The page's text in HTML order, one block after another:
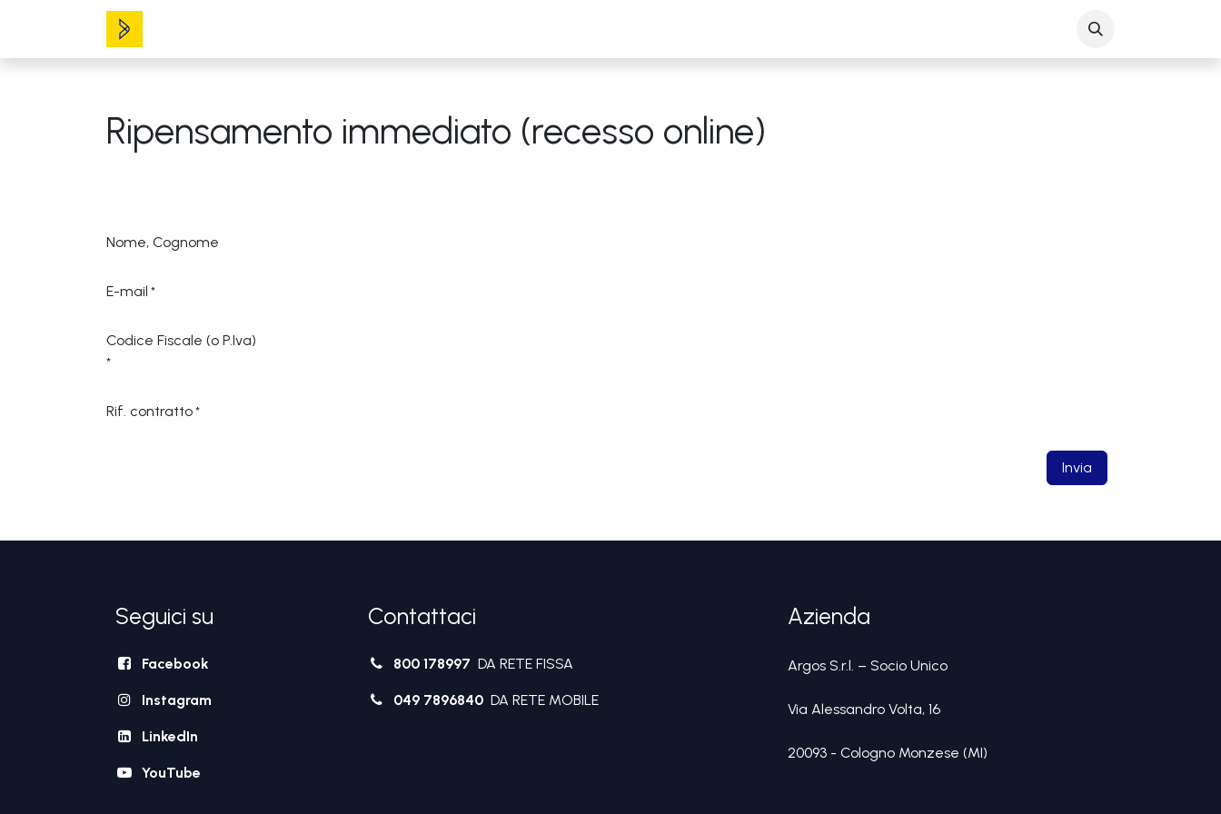
Ripensamento immediato (recesso online)
Nome, Cognome
E-mail *
Codice Fiscale (o P.Iva)
*
Rif. contratto*
Invia
Seguici su
Facebook
Instagram
LinkedIn
YouTube
Azienda
Argos S.r.l. – Socio Unico
Via Alessandro Volta, 16
20093 - Cologno Monzese (MI)
Contattaci
800 178997 DA RETE FISSA
049 7896840 DA RETE MOBILE